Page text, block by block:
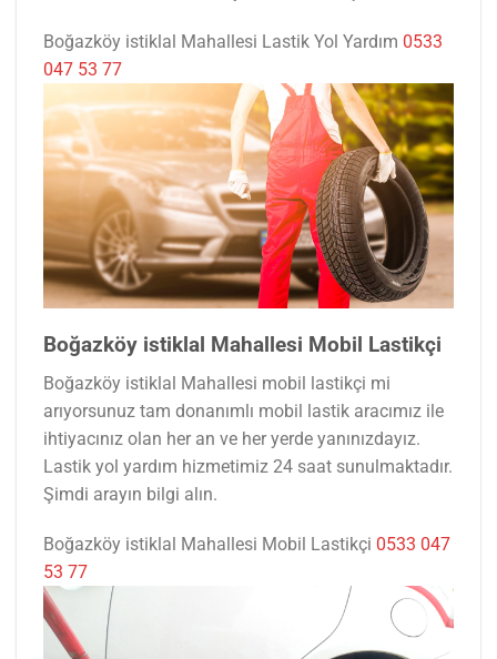
Boğazköy istiklal Mahallesi Lastik Yol Yardım 0533
047 53 77
Boğazköy istiklal Mahallesi Mobil Lastikçi
Boğazköy istiklal Mahallesi mobil lastikçi mi
arıyorsunuz tam donanımlı mobil lastik aracımız ile
ihtiyacınız olan her an ve her yerde yanınızdayız.
Lastik yol yardım hizmetimiz 24 saat sunulmaktadır.
Şimdi arayın bilgi alın.
Boğazköy istiklal Mahallesi Mobil Lastikçi 0533 047
53 77